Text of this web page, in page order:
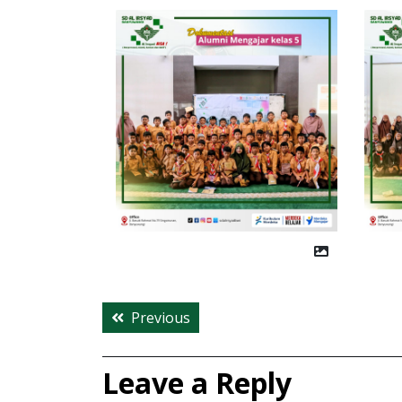
Post
navigation
Previous
post:
Leave a Reply